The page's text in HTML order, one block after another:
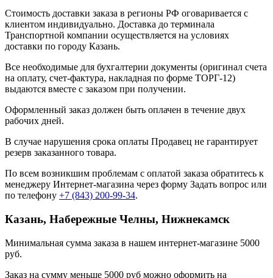
Стоимость доставки заказа в регионы РФ оговаривается с
клиентом индивидуально. Доставка до терминала
Транспортной компании осуществляется на условиях
доставки по городу Казань.
Все необходимые для бухгалтерии документы (оригинал счета
на оплату, счет-фактура, накладная по форме ТОРГ-12)
выдаются вместе с заказом при получении.
Оформленный заказ должен быть оплачен в течение двух
рабочих дней.
В случае нарушения срока оплаты Продавец не гарантирует
резерв заказанного товара.
По всем возникшим проблемам с оплатой заказа обратитесь к
менеджеру Интернет-магазина через форму Задать вопрос или
по телефону +7 (843) 200-99-34.
Казань, Набережные Челны, Нижнекамск
Минимальная сумма заказа в нашем интернет-магазине 5000
руб.
Заказ на сумму меньше 5000 руб можно оформить на